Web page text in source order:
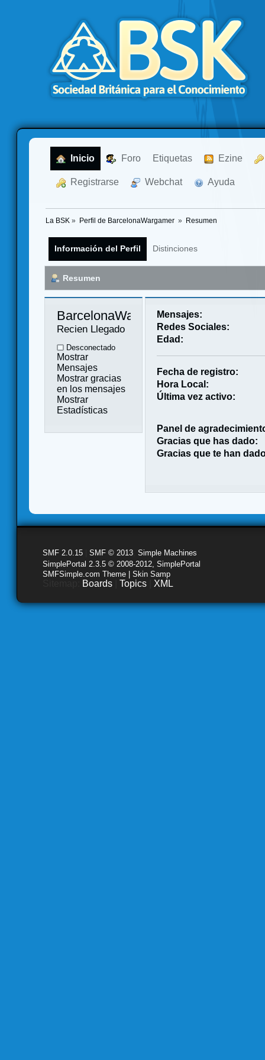
Inicio Foro Etiquetas Ezine
Registrarse Webchat Ayuda
La BSK » Perfil de BarcelonaWargamer » Resumen
Información del Perfil Distinciones
Resumen
BarcelonaWargamer
Recien Llegado
Desconectado
Mostrar
Mensajes
Mostrar gracias
en los mensajes
Mostrar
Estadísticas
Mensajes:
Redes Sociales:
Edad:
Fecha de registro:
Hora Local:
Última vez activo:
Panel de
Gracias que has dado:
Gracias que te han
SMF 2.0.15 SMF © 2013 Simple Machines
SimplePortal 2.3.5 © 2008-2012, SimplePortal
SMFSimple.com Theme | Skin Samp
Boards Topics XML